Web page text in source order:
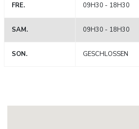
FRE. 09H30 - 18H30
SAM. 09H30 - 18H30
SON. GESCHLOSSEN